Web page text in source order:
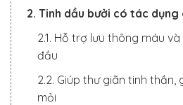
2. Tinh dầu bưởi có tác dụng
2.1. Hỗ trợ lưu thông máu
đầu
2.2. Giúp thư giãn tinh
mỏi